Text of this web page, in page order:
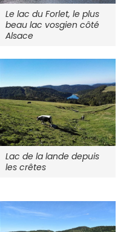
Le lac du Forlet, le plus
beau lac vosgien côté
Alsace
Lac de la lande depuis
les crêtes